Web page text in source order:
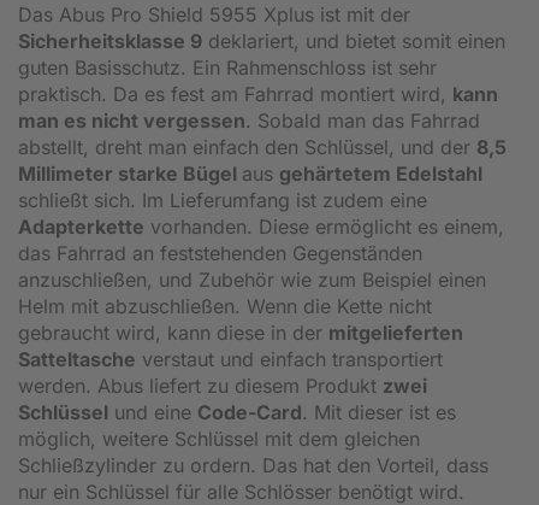
Das Abus Pro Shield 5955 Xplus ist mit der
Sicherheitsklasse 9 deklariert, und bietet somit einen
guten Basisschutz. Ein Rahmenschloss ist sehr
praktisch. Da es fest am Fahrrad montiert wird, kann
man es nicht vergessen. Sobald man das Fahrrad
abstellt, dreht man einfach den Schlüssel, und der 8,5
Millimeter starke Bügel aus gehärtetem Edelstahl
schließt sich. Im Lieferumfang ist zudem eine
Adapterkette vorhanden. Diese ermöglicht es einem,
das Fahrrad an feststehenden Gegenständen
anzuschließen, und Zubehör wie zum Beispiel einen
Helm mit abzuschließen. Wenn die Kette nicht
gebraucht wird, kann diese in der mitgelieferten
Satteltasche verstaut und einfach transportiert
werden. Abus liefert zu diesem Produkt zwei
Schlüssel und eine Code-Card. Mit dieser ist es
möglich, weitere Schlüssel mit dem gleichen
Schließzylinder zu ordern. Das hat den Vorteil, dass
nur ein Schlüssel für alle Schlösser benötigt wird.